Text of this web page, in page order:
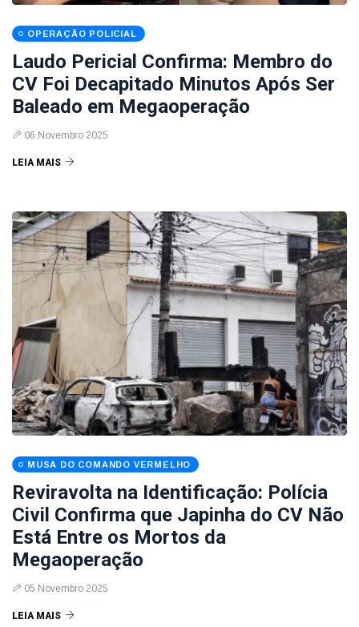
OPERAÇÃO POLICIAL
Laudo Pericial Confirma: Membro do
CV Foi Decapitado Minutos Após Ser
Baleado em Megaoperação
06 Novembro 2025
LEIA MAIS
MUSA DO COMANDO VERMELHO
Reviravolta na Identificação: Polícia
Civil Confirma que Japinha do CV Não
Está Entre os Mortos da
Megaoperação
05 Novembro 2025
LEIA MAIS